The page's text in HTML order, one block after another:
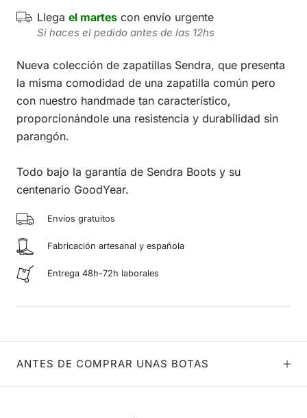
Llega el martes con envío urgente
Si haces el pedido antes de las 12hs
Nueva colección de zapatillas Sendra, que presenta
la misma comodidad de una zapatilla común pero
con nuestro handmade tan característico,
proporcionándole una resistencia y durabilidad sin
parangón.
Todo bajo la garantía de Sendra Boots y su
centenario GoodYear.
Envíos gratuitos
Fabricación artesanal y española
Entrega 48h-72h laborales
ANTES DE COMPRAR UNAS BOTAS